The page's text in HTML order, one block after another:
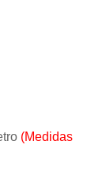
(Medidas